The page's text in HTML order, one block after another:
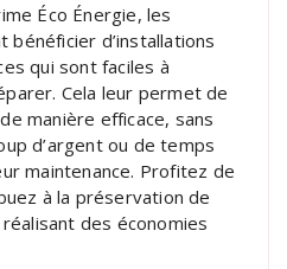
Éco Énergie, les
d’installations
qui sont faciles à
Cela leur permet de
manière efficace, sans
d’argent ou de temps
maintenance. Profitez de
à la préservation de
des économies